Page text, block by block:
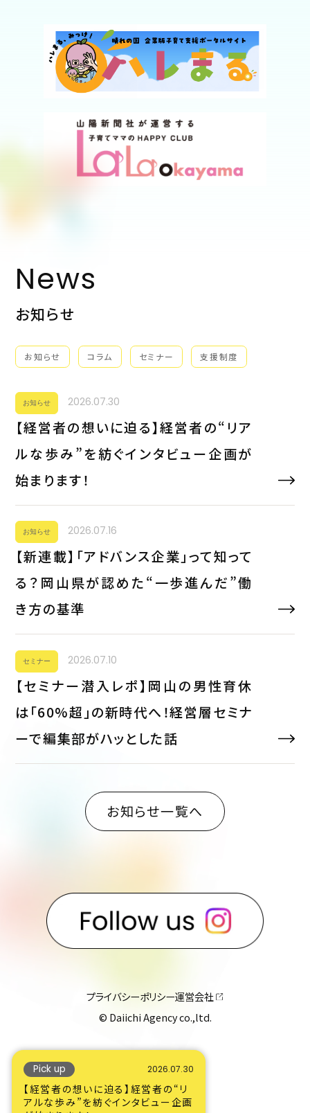
Pick up 2026.07.30
【経営者の想いに迫る】経営者の“リ
アルな歩み”を紡ぐインタビュー企画
News
お知らせ
お知らせ コラム セミナー 支援制度
お知らせ 2026.07.30
【経営者の想いに迫る】経営者の“リア
ルな歩み”を紡ぐインタビュー企画が
始まります！
お知らせ 2026.07.16
【新連載】「アドバンス企業」って知って
る？岡山県が認めた“一歩進んだ”働
き方の基準
セミナー 2026.07.10
【セミナー潜入レポ】岡山の男性育休
は「60%超」の新時代へ！経営層セミナ
ーで編集部がハッとした話
お知らせ一覧へ
プライバシーポリシー運営会社
© Daiichi Agency co.,ltd.